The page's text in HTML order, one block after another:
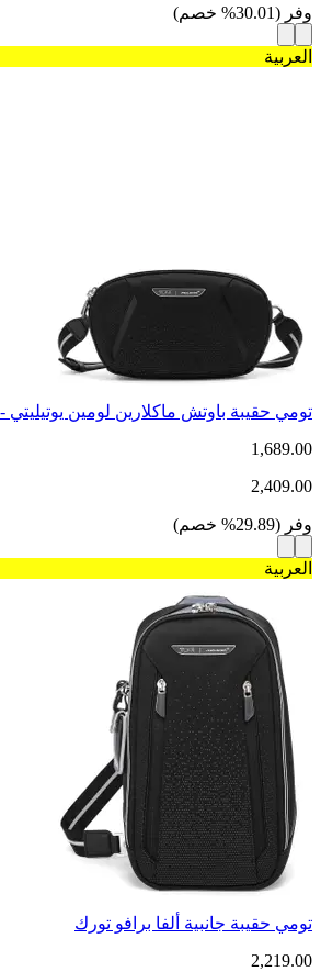
وفر (
30.01
% خصم)
العربية
تومي حقيبة باوتش ماكلارين لومين يوتيليتي
1,689.00
2,409.00
وفر (
29.89
% خصم)
العربية
تومي حقيبة جانبية ألفا برافو تورك
2,219.00